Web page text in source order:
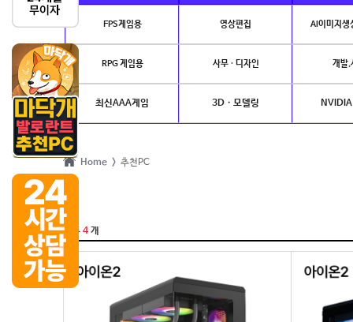
FPS게임용 영상편집 AI이미지생
RPG 게임용 사무 · 디자인 개발.
최신AAA게임 3D · 모델링
Home > 추천PC